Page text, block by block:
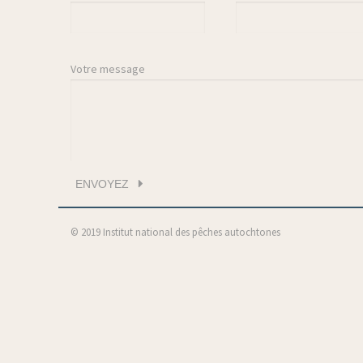
Votre message
© 2019 Institut national des pêches autochtones